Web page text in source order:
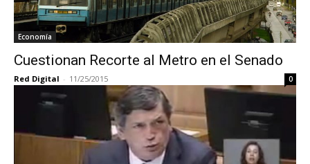
Economía
Cuestionan Recorte al Metro en el Senado
Red Digital - 11/25/2015 0